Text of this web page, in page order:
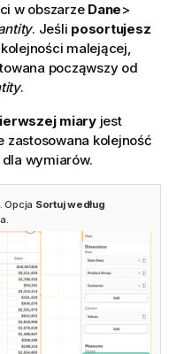
w obszarze Dane>
. Jeśli posortujesz
malejącej,
począwszy od
.
miaryjest
zastosowana kolejność
wymiarów.
Opcja Sortuj według